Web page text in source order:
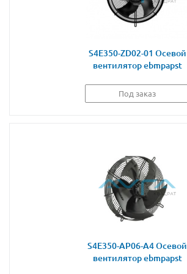
S4E350-ZD02-01 Осевой
вентилятор ebmpapst
Под заказ
S4E350-AP06-A4 Осевой
вентилятор ebmpapst